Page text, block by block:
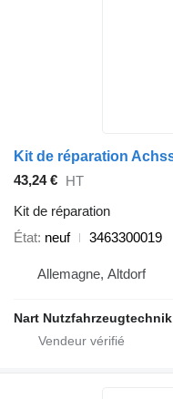
43,24 € HT
Kit de réparation
État neuf 3463300019
Allemagne, Altdorf
Nart Nutzfahrzeugtechnik